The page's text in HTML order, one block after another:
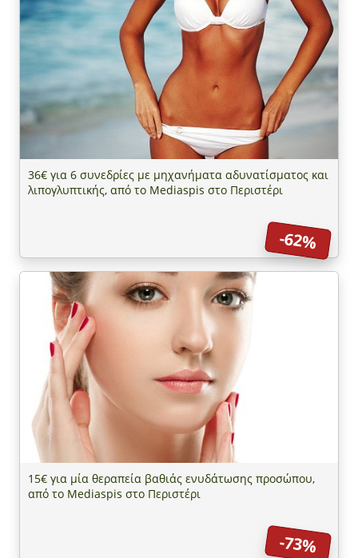
36€ για 6 συνεδρίες με μηχανήματα αδυνατίσματος και
λιπογλυπτικής, από το Mediaspis στο Περιστέρι
-62%
15€ για μία θεραπεία βαθιάς ενυδάτωσης προσώπου,
από το Mediaspis στο Περιστέρι
-73%